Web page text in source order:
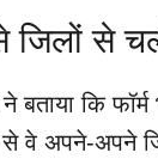
जिलों से
ने बताया कि
वे अपने-अपने